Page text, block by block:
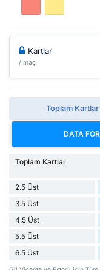
Kartlar
/ maç
Toplam Kartlar
DATA
Toplam Kartlar
2.5 Üst
3.5 Üst
4.5 Üst
5.5 Üst
6.5 Üst